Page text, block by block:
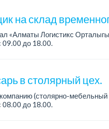
на склад
«Алматы Логистикс
09.00 до 18.00.
в столярный цех.
(столярно-мебельный
08.00 до 18.00.